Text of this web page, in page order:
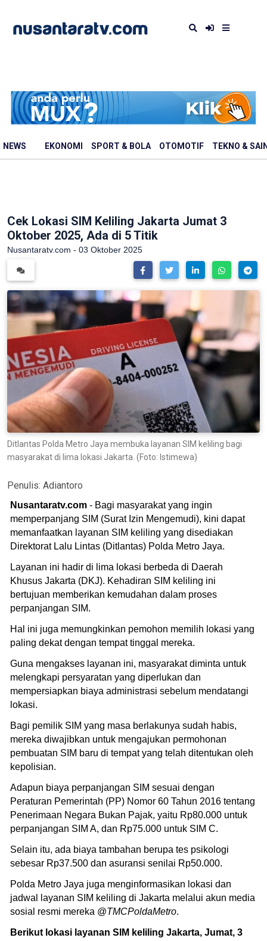
NEWS EKONOMI SPORT & BOLA OTOMOTIF TEKNO &
Cek Lokasi SIM Keliling Jakarta Jumat 3
Oktober 2025, Ada di 5 Titik
Nusantaratv.com - 03 Oktober 2025
Ditlantas Polda Metro Jaya membuka layanan SIM keliling bagi
masyarakat di lima lokasi Jakarta. (Foto: Istimewa)
Penulis: Adiantoro
Nusantaratv.com - Bagi masyarakat yang ingin
memperpanjang SIM (Surat Izin Mengemudi), kini dapat
memanfaatkan layanan SIM keliling yang disediakan
Direktorat Lalu Lintas (Ditlantas) Polda Metro Jaya.
Layanan ini hadir di lima lokasi berbeda di Daerah
Khusus Jakarta (DKJ). Kehadiran SIM keliling ini
bertujuan memberikan kemudahan dalam proses
perpanjangan SIM.
Hal ini juga memungkinkan pemohon memilih lokasi yang
paling dekat dengan tempat tinggal mereka.
Guna mengakses layanan ini, masyarakat diminta untuk
melengkapi persyaratan yang diperlukan dan
mempersiapkan biaya administrasi sebelum mendatangi
lokasi.
Bagi pemilik SIM yang masa berlakunya sudah habis,
mereka diwajibkan untuk mengajukan permohonan
pembuatan SIM baru di tempat yang telah ditentukan oleh
kepolisian.
Adapun biaya perpanjangan SIM sesuai dengan
Peraturan Pemerintah (PP) Nomor 60 Tahun 2016 tentang
Penerimaan Negara Bukan Pajak, yaitu Rp80.000 untuk
perpanjangan SIM A, dan Rp75.000 untuk SIM C.
Selain itu, ada biaya tambahan berupa tes psikologi
sebesar Rp37.500 dan asuransi senilai Rp50.000.
Polda Metro Jaya juga menginformasikan lokasi dan
jadwal layanan SIM keliling di Jakarta melalui akun media
sosial resmi mereka @TMCPoldaMetro.
Berikut lokasi layanan SIM keliling Jakarta, Jumat, 3